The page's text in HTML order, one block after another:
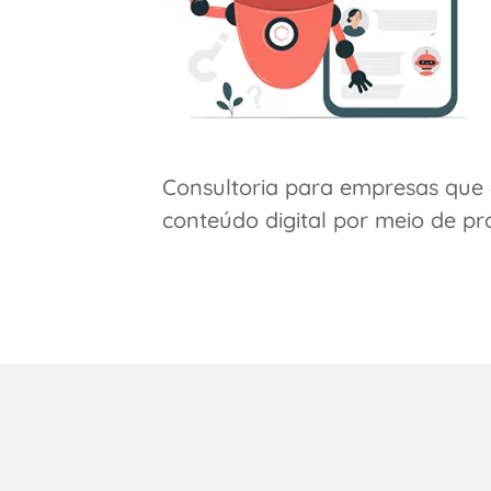
Consultoria para empresas
conteúdo digital por meio de